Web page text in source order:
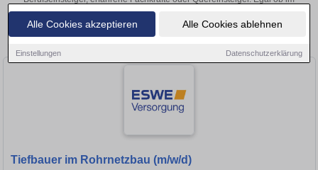
Alle Cookies akzeptieren Alle Cookies ablehnen
Einstellungen Datenschutzerklärung
Büro, vor Ort oder remote: Entdecken Sie jetzt neue Chancen in Ihrer
Region und bewerben Sie sich direkt auf passende Tiefbauer-Stellen in
Frankfurt am Main!
Tiefbauer im Rohrnetzbau (m/w/d)